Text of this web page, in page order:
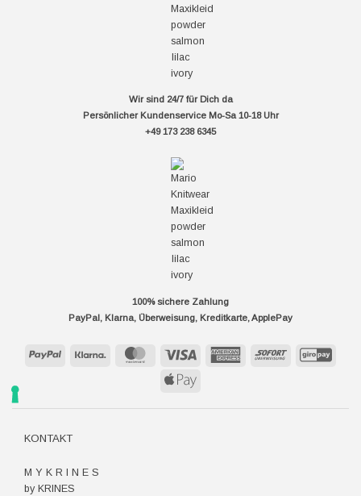
Wir sind 24/7 für Dich da
Persönlicher Kundenservice Mo-Sa 10-18 Uhr
+49 173 238 6345
100% sichere Zahlung
PayPal, Klarna, Überweisung, Kreditkarte, ApplePay
PayPal Klarna MasterCard Visa
AmericanSofort
Apple
KONTAKT
M Y K R I N E S
by KRINES